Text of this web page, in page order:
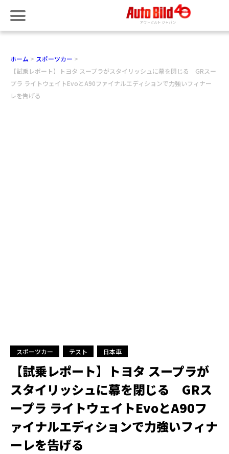
ホーム
スポーツカー
【試乗レポート】トヨタ スープラがスタイリッシュに幕を閉じる GRスー
プラ ライトウェイトEvoとA90ファイナルエディションで力強いフィナー
レを告げる
スポーツカー テスト 日本車
【試乗レポート】トヨタ スープラが
スタイリッシュに幕を閉じる GRス
ープラ ライトウェイトEvoとA90フ
ァイナルエディションで力強いフィナ
ーレを告げる